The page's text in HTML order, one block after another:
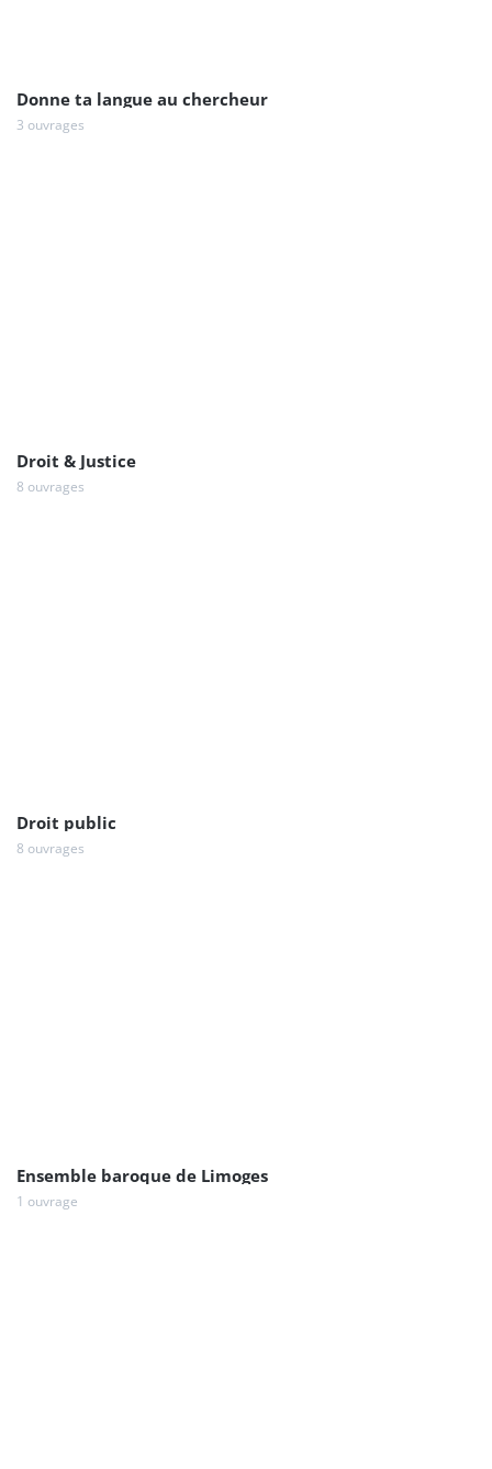
Donne ta langue au chercheur
3 ouvrages
Droit & Justice
8 ouvrages
Droit public
8 ouvrages
Ensemble baroque de Limoges
1 ouvrage